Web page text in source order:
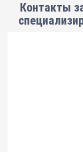
Контакты